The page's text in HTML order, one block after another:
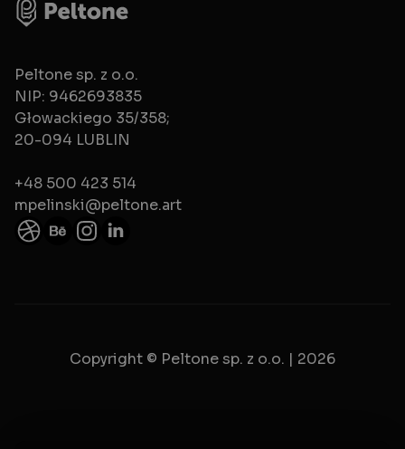
Peltone sp. z o.o.
NIP: 9462693835
Głowackiego 35/358;
20-094 LUBLIN
+48 500 423 514
mpelinski@peltone.art
Copyright © Peltone sp. z o.o. | 2026